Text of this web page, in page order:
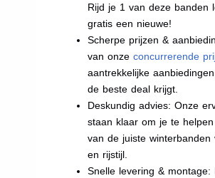
Rijd je 1 van deze banden
gratis een nieuwe!
Scherpe prijzen &
van onzeconcurrerende
aantrekkelijke
de beste deal krijgt.
Deskundig advies: Onze
staan klaar om je te
van de juiste winterbanden
en rijstijl.
Snelle levering & montage: